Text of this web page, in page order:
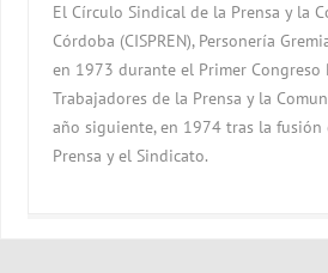
El Círculo Sindical de la Prensa y la
Córdoba (CISPREN), Personería
en 1973 durante el Primer Congreso
Trabajadores de la Prensa y la
año siguiente, en 1974 tras la fusión
Prensa y el Sindicato.